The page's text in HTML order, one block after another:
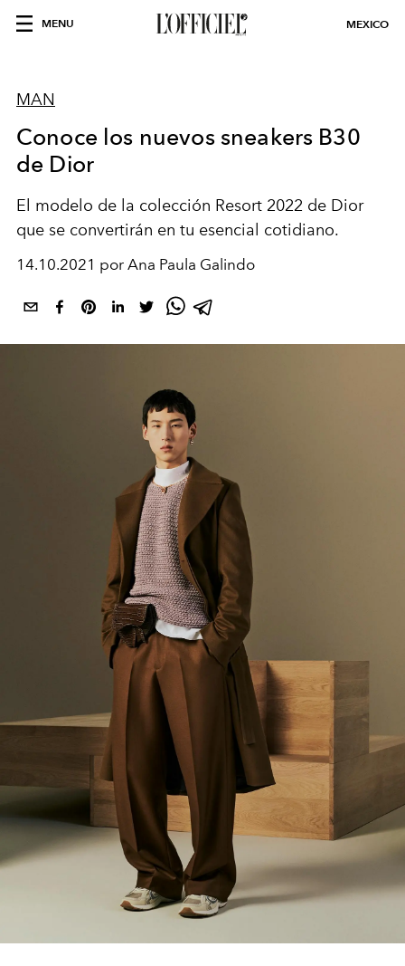
MENU MEXICO
MAN
Conoce los nuevos sneakers B30
de Dior
El modelo de la colección Resort 2022 de Dior
que se convertirán en tu esencial cotidiano.
14.10.2021 por Ana Paula Galindo